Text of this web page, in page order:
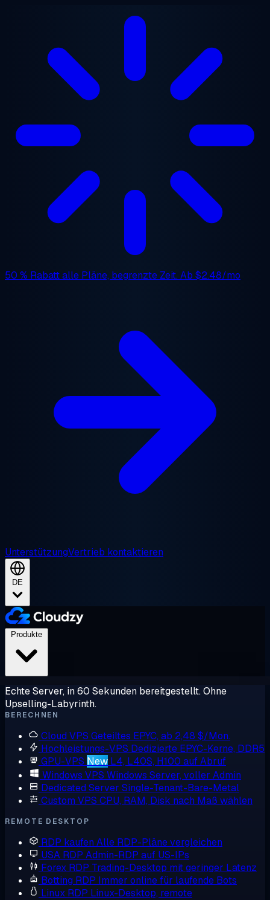
50 % Rabattalle Pläne, begrenzte Zeit. Ab $2.48/mo
UnterstützungVertrieb kontaktieren
DE
Echte Server, in 60 Sekunden bereitgestellt. Ohne
Upselling-Labyrinth.
BERECHNEN
Cloud VPS Geteiltes EPYC, ab 2,48 $/Mon.
Hochleistungs-VPS Dedizierte EPYC-Kerne, DDR5
GPU-VPS New L4, L40S, H100 auf Abruf
Windows VPS Windows Server, voller Admin
Dedicated Server Single-Tenant-Bare-Metal
Custom VPS CPU, RAM, Disk nach Maß wählen
REMOTE DESKTOP
RDP kaufen Alle RDP-Pläne vergleichen
USA RDP Admin-RDP auf US-IPs
Forex RDP Trading-Desktop mit geringer Latenz
Botting RDP Immer online für laufende Bots
Linux RDP Linux-Desktop, remote